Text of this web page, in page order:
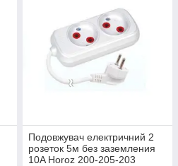
Подовжувач електричний 2
розеток 5м без заземления
10A Horoz 200-205-203